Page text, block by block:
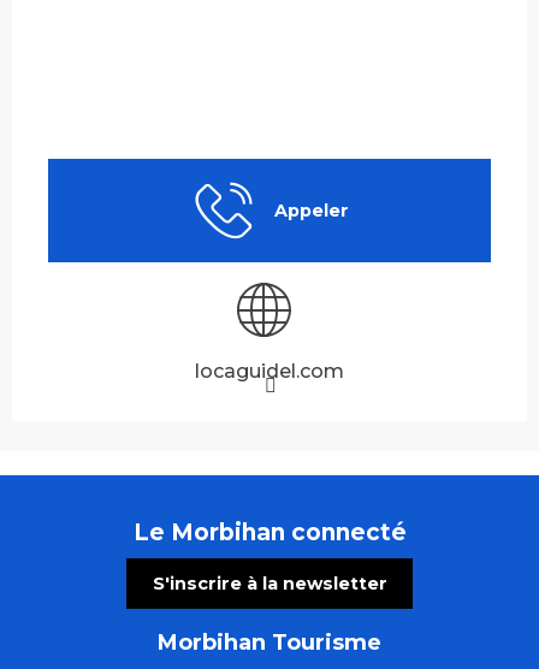
Appeler
locaguidel.com
Le Morbihan connecté
S'inscrire à la newsletter
Morbihan Tourisme